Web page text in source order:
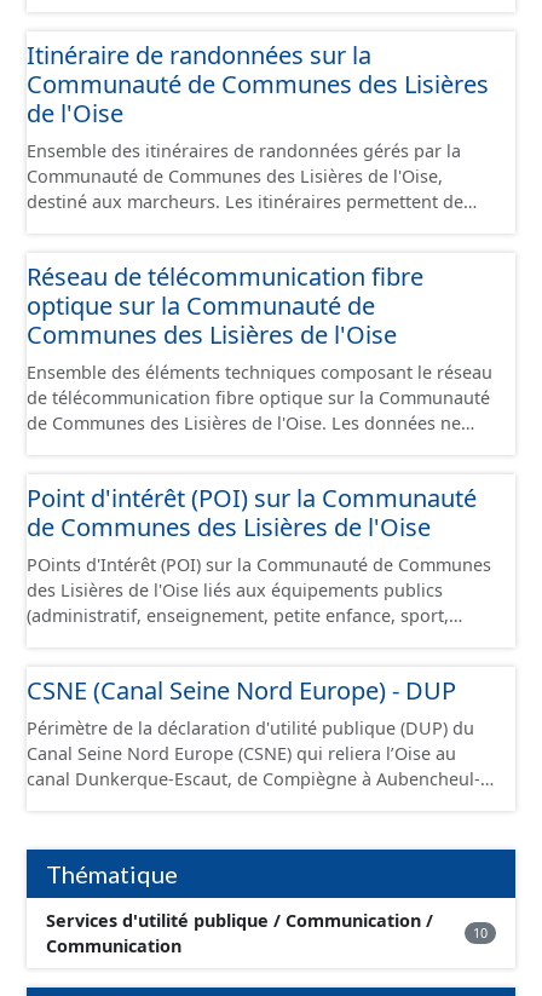
l’État puisque ce sont les arrêtés préfectoraux qui
délimitent le périmètre, constituent la composition de la
CLE et approuvent le SAGE.
Itinéraire de randonnées sur la
Communauté de Communes des Lisières
de l'Oise
Ensemble des itinéraires de randonnées gérés par la
Communauté de Communes des Lisières de l'Oise,
destiné aux marcheurs. Les itinéraires permettent de
emprunter tout type de voies (sécurisées ou non) : voie
verte, milieu urbain, chemin, .... Ce ne sont pas des
aménagements mais ils peuvent emprunter des
peuvent aussi parfois emprunter des tronçons de voies
non aménagés pour assurer une continuité. Ce jeu de
données comprend uniquement les données avec un
Réseau de télécommunication fibre
optique sur la Communauté de
Communes des Lisières de l'Oise
Ensemble des éléments techniques composant le réseau
de télécommunication fibre optique sur la Communauté
de Communes des Lisières de l'Oise. Les données ne
Point d'intérêt (POI) sur la Communauté
de Communes des Lisières de l'Oise
POints d'Intérêt (POI) sur la Communauté de Communes
des Lisières de l'Oise liés aux équipements publics
(administratif, enseignement, petite enfance, sport,
CSNE (Canal Seine Nord Europe) - DUP
Périmètre de la déclaration d'utilité publique (DUP) du
Canal Seine Nord Europe (CSNE) qui reliera l’Oise au
canal Dunkerque-Escaut, de Compiègne à Aubencheul-
longueur allant jusque 185 mètres et jusque 11,40
mètres de large, pouvant contenir 4 400 tonnes de
marchandises, soit l'équivalent de 220 camions.
Thématique
Services d'utilité publique / Communication /
Communication
10